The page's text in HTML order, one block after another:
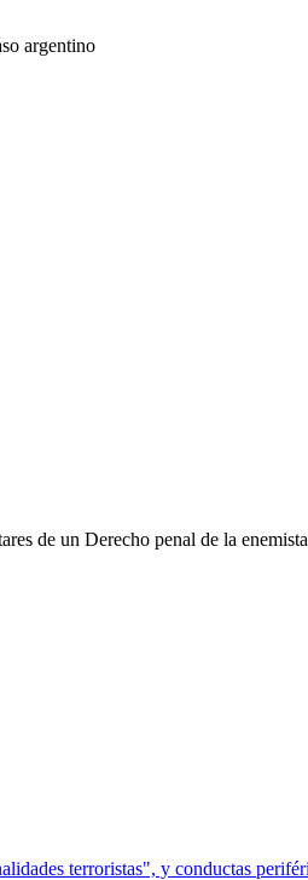
argentino
de un Derecho penal de la
terroristas", y conductas